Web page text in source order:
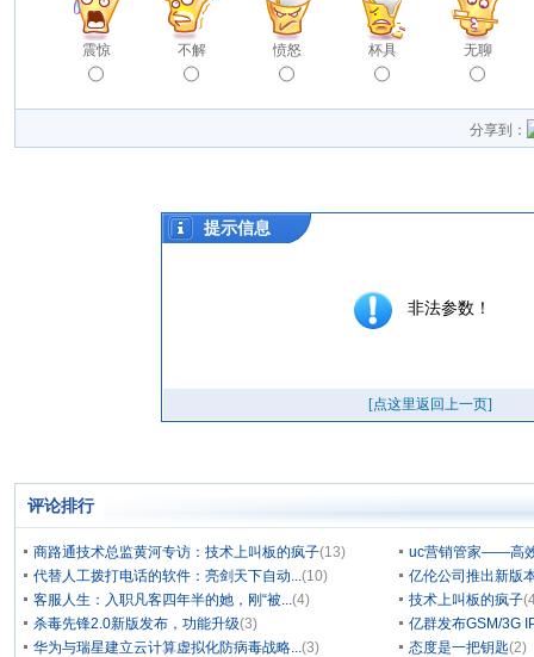
震惊 不解 愤怒 杯具 无聊
分享到：
评论排行
商路通技术总监黄河专访：技术上叫板的疯子(13)
uc营销管家——高
代替人工拨打电话的软件：亮剑天下自动...(10)
亿伦公司推出新版
客服人生：入职凡客四年半的她，刚“被...(4) 技术上叫板的疯子
杀毒先锋2.0新版发布，功能升级(3)
亿群发布GSM/3G
华为与瑞星建立云计算虚拟化防病毒战略...(3) 态度是一把钥匙(2)